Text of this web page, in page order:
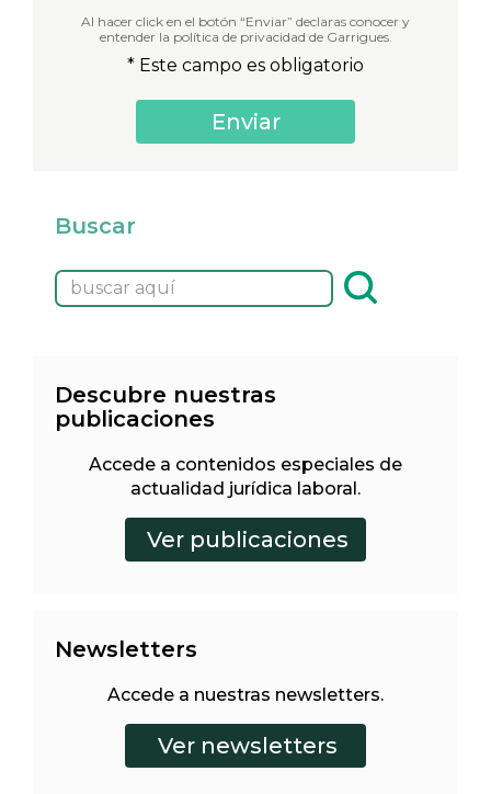
Al hacer click en el botón “Enviar” declaras conocer y
entender la política de privacidad de Garrigues.
* Este campo es obligatorio
Buscar
Descubre nuestras
publicaciones
Accede a contenidos especiales de
actualidad jurídica laboral.
Newsletters
Accede a nuestras newsletters.